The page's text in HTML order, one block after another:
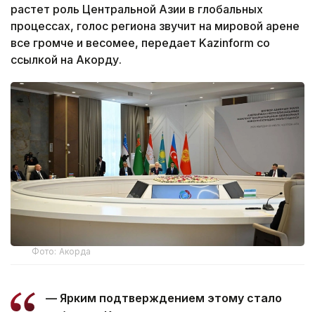
растет роль Центральной Азии в глобальных
процессах, голос региона звучит на мировой арене
все громче и весомее, передает Kazinform со
ссылкой на Акорду.
Фото: Акорда
— Ярким подтверждением этому стало